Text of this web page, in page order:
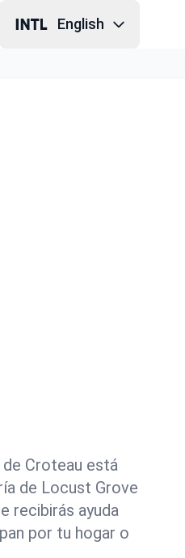
English
Croteau está
de Locust Grove
recibirás ayuda
por tu hogar o